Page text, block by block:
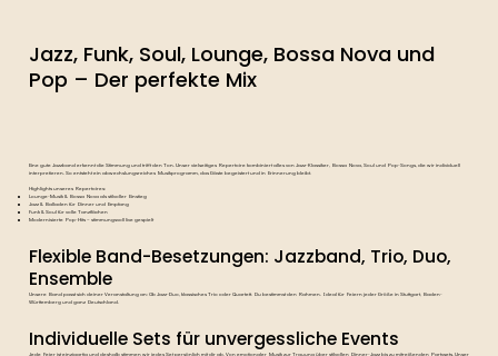
Jazz, Funk, Soul, Lounge, Bossa Nova und
Pop – Der perfekte Mix
Eine gute Jazzband erkennt die Stimmung und trifft den Ton. Unser vielseitiges Repertoire kombiniert alles von Jazz-Klassiker, Bossa Nova, Soul und Pop-Songs, die wir individuell
interpretieren. So entsteht ein abwechslungsreiches Musikprogramm, das Gäste begeistert und in Erinnerung bleibt.
Highlights unseres Repertoires:
Lounge-Musik & Bossa Nova als stilvoller Einstieg
Jazz & Balladen für Dinner und Empfang
Funk & Soul für volle Tanzflächen
Modernisierte Pop-Hits – stimmungsvoll live gespielt
Flexible Band-Besetzungen: Jazzband, Trio, Duo,
Ensemble
Unsere Band passt sich deiner Veranstaltung an: Ob Jazz-Duo, klassisches Trio oder Quartett. Du bestimmst den Rahmen. Ideal für Feiern jeder Größe in Stuttgart, Baden-
Württemberg und ganz Deutschland.
Individuelle Sets für unvergessliche Events
Jede Feier ist einzigartig und deshalb stimmen wir jedes Set persönlich mit dir ab. Von emotionaler Musik zur Trauung über stilvollen Dinner-Jazz bis zu mitreißenden Partysets. Unser